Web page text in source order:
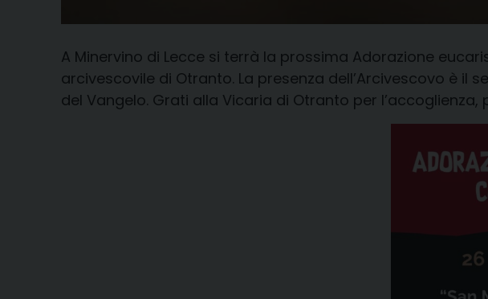
A Minervino di Lecce si terrà la prossima Adorazione
arcivescovile di Otranto. La presenza dell’Arcivescovo è il
del Vangelo. Grati alla Vicaria di Otranto per